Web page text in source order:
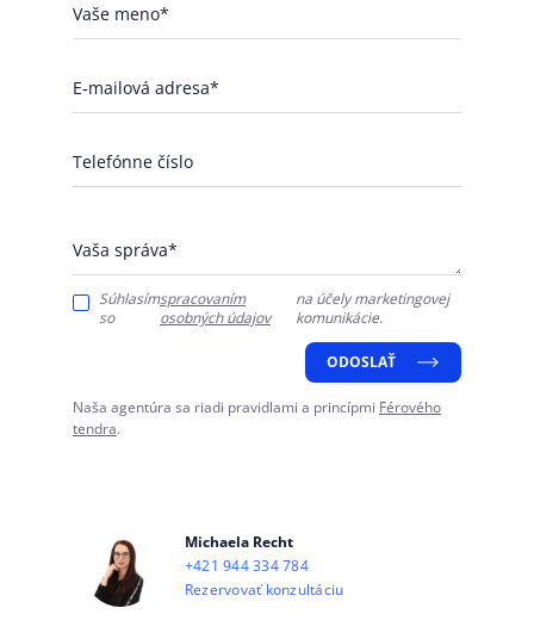
Michaela Recht
+421 944 334 784
Rezervovať konzultáciu
Vaše meno*
E-mailová adresa*
Telefónne číslo
Vaša správa*
Súhlasím
so
spracovaním
osobných údajov
na účely marketingovej
komunikácie.
ODOSLAŤ
Naša agentúra sa riadi pravidlami a princípmi Férového
tendra.